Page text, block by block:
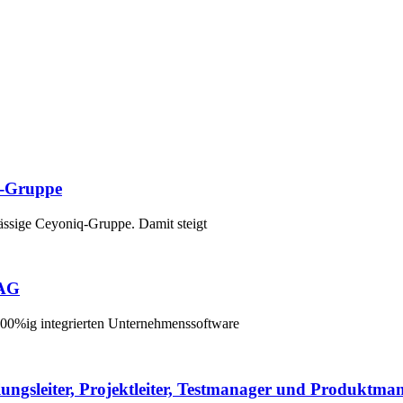
Gruppe
Ceyoniq-Gruppe. Damit steigt
integrierten Unternehmenssoftware
Projektleiter, Testmanager und